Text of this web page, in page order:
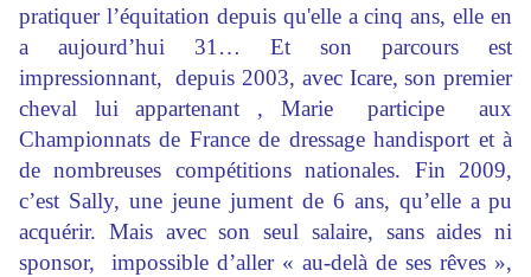
pratiquer l’équitation depuis qu'elle a cinq ans, elle en
a aujourd’hui 31… Et son parcours est
impressionnant, depuis 2003, avec Icare, son premier
cheval lui appartenant , Marie participe aux
Championnats de France de dressage handisport et à
de nombreuses compétitions nationales. Fin 2009,
c’est Sally, une jeune jument de 6 ans, qu’elle a pu
acquérir. Mais avec son seul salaire, sans aides ni
sponsor, impossible d’aller « au-delà de ses rêves »,